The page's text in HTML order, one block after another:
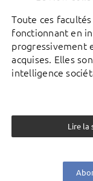
Toute ces
fonctionnant en
progressivement
acquises. Elles
intelligence
Lire la